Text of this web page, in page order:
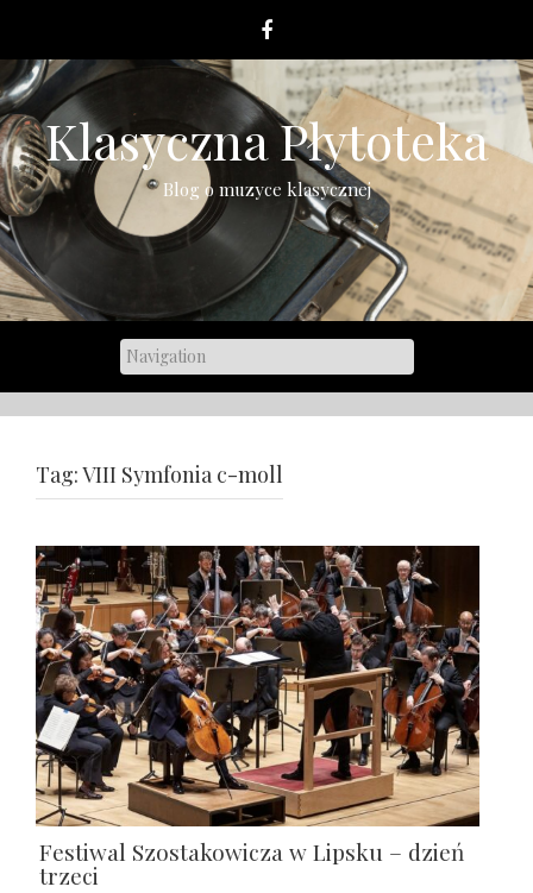
content
Klasyczna Płytoteka
Blog o muzyce klasycznej
Tag:VIII Symfonia c-moll
Festiwal Szostakowicza w Lipsku – dzień
trzeci